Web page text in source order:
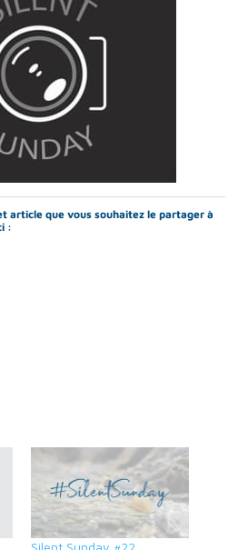
article que vous souhaitez le partager à
:
Silent Sunday #22